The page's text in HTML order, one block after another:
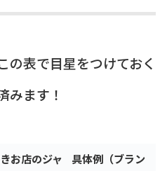
の表で目星をつけておく
みます！
お店のジャ
具体例（ブラン